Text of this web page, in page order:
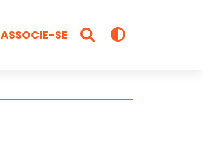
ASSOCIE-SE